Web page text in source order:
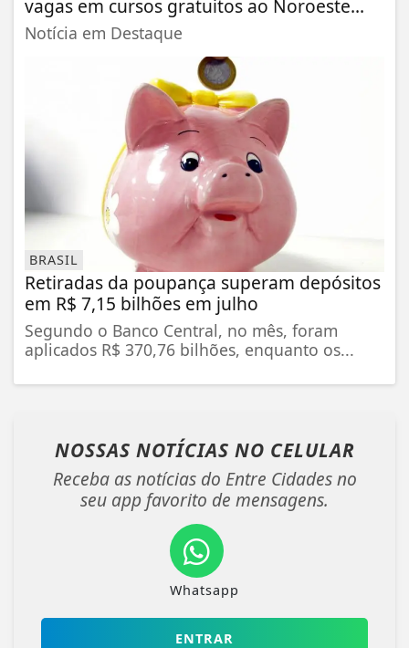
vagas em cursos gratuitos ao Noroeste...
Notícia em Destaque
BRASIL
Retiradas da poupança superam depósitos
em R$ 7,15 bilhões em julho
Segundo o Banco Central, no mês, foram
aplicados R$ 370,76 bilhões, enquanto os...
NOSSAS NOTÍCIAS NO CELULAR
Receba as notícias do Entre Cidades no
seu app favorito de mensagens.
Whatsapp
ENTRAR